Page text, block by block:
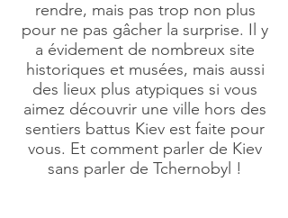
rendre, mais pas trop non plus
pour ne pas gâcher la surprise. Il y
a évidement de nombreux site
historiques et musées, mais aussi
des lieux plus atypiques si vous
aimez découvrir une ville hors des
sentiers battus Kiev est faite pour
vous. Et comment parler de Kiev
sans parler de Tchernobyl !